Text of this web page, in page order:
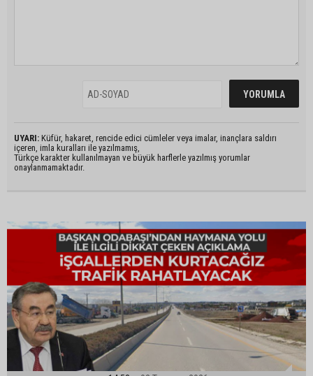
UYARI: Küfür, hakaret, rencide edici cümleler veya imalar, inançlara saldırı
içeren, imla kuralları ile yazılmamış,
Türkçe karakter kullanılmayan ve büyük harflerle yazılmış yorumlar
onaylanmamaktadır.